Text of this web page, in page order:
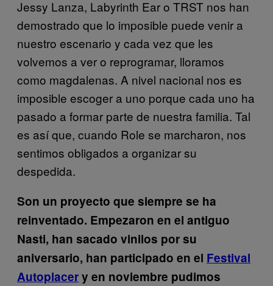
Jessy Lanza, Labyrinth Ear o TRST nos han
demostrado que lo imposible puede venir a
nuestro escenario y cada vez que les
volvemos a ver o reprogramar, lloramos
como magdalenas. A nivel nacional nos es
imposible escoger a uno porque cada uno ha
pasado a formar parte de nuestra familia. Tal
es así que, cuando Role se marcharon, nos
sentimos obligados a organizar su
despedida.
Son un proyecto que siempre se ha
reinventado. Empezaron en el antiguo
Nasti, han sacado vinilos por su
aniversario, han participado en el Festival
Autoplacery en noviembre pudimos